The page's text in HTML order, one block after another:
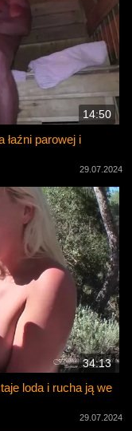
14:50
łaźni parowej i
29.07.2024
34:13
loda i rucha ją we
29.07.2024